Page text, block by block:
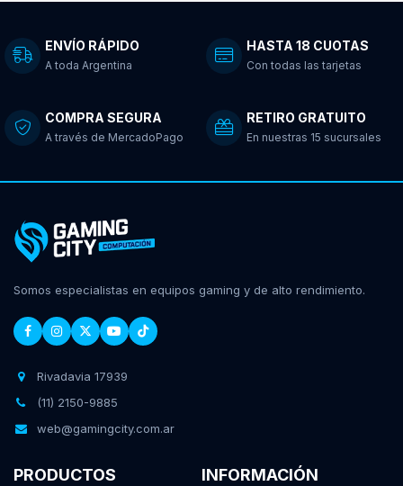
ENVÍO RÁPIDO
A toda Argentina
HASTA 18 CUOTAS
Con todas las tarjetas
COMPRA SEGURA
A través de MercadoPago
RETIRO GRATUITO
En nuestras 15 sucursales
Somos especialistas en equipos gaming y de alto rendimiento.
Rivadavia 17939
(11) 2150-9885
web@gamingcity.com.ar
PRODUCTOS INFORMACIÓN